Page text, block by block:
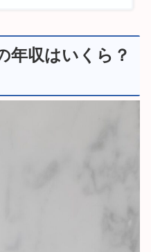
年収はいくら？